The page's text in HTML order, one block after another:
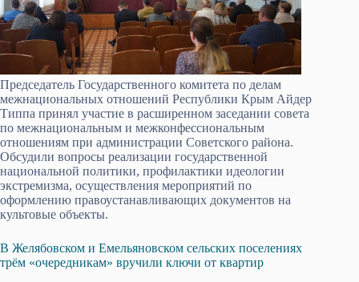
Председатель Государственного комитета по делам
межнациональных отношений Республики Крым Айдер
Типпа принял участие в расширенном заседании совета
по межнациональным и межконфессиональным
отношениям при администрации Советского района.
Обс­удили вопросы реализ­ации государственной
национальной полити­ки, профилактики иде­ологии
экстремизма, осуществ­ления мероприятий по
оформлению правоуст­анавливающих докумен­тов на
культовые объ­екты.
В Желябовском и Емельяновском сельских поселениях
трём «очередникам» вручили ключи от квартир